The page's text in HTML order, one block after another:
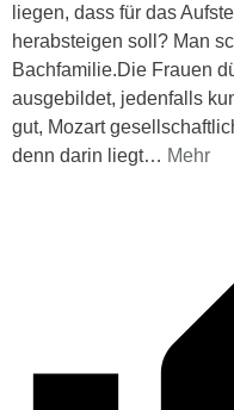
liegen, dass für das
herabsteigen soll? Man
Bachfamilie.Die Frauen
ausgebildet, jedenfalls
gut, Mozart
denn darin liegt… Mehr